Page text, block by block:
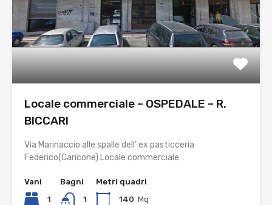
Locale commerciale – OSPEDALE – R.
BICCARI
Via Marinaccio alle spalle dell’ ex pasticceria
Federico(Caricone) Locale commerciale…
Vani
1
Bagni
1
Metri quadri
140 Mq